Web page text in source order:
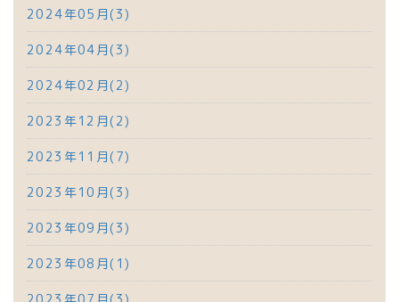
2024年05月(3)
2024年04月(3)
2024年02月(2)
2023年12月(2)
2023年11月(7)
2023年10月(3)
2023年09月(3)
2023年08月(1)